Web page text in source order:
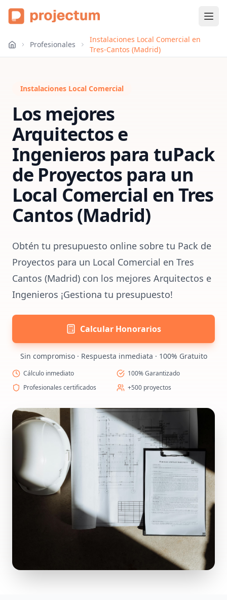
Profesionales
Instalaciones Local Comercial en
Tres-Cantos (Madrid)
Instalaciones Local Comercial
Los mejores
Arquitectos e
Ingenieros para tuPack
de Proyectos para un
Local Comercial en Tres
Cantos (Madrid)
Obtén tu presupuesto online sobre tu Pack de
Proyectos para un Local Comercial en Tres
Cantos (Madrid) con los mejores Arquitectos e
Ingenieros ¡Gestiona tu presupuesto!
Calcular Honorarios
Sin compromiso · Respuesta inmediata · 100% Gratuito
Cálculo inmediato
100% Garantizado
Profesionales certificados
+500 proyectos